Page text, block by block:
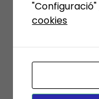
"Configuració"
cookies